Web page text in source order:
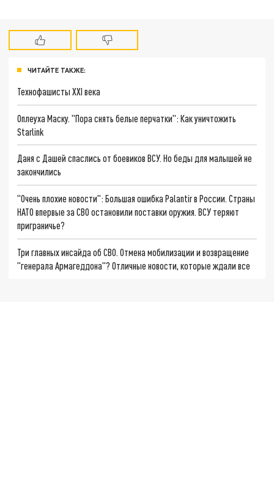
ЧИТАЙТЕ ТАКЖЕ:
Технофашисты XXI века
Оплеуха Маску. "Пора снять белые перчатки": Как уничтожить
Starlink
Даня с Дашей спаслись от боевиков ВСУ. Но беды для малышей не
закончились
"Очень плохие новости": Большая ошибка Palantir в России. Страны
НАТО впервые за СВО остановили поставки оружия. ВСУ теряют
приграничье?
Три главных инсайда об СВО. Отмена мобилизации и возвращение
"генерала Армагеддона"? Отличные новости, которые ждали все